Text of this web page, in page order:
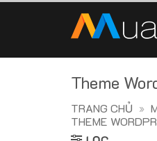
Theme
TRANG CHỦ »
THEME